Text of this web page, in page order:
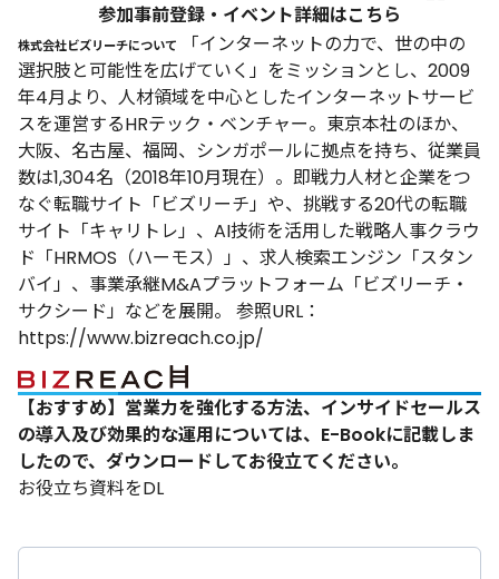
参加事前登録・イベント詳細はこちら
株式会社ビズリーチについて
「インターネットの力で、世の中の
選択肢と可能性を広げていく」をミッションとし、2009
年4月より、人材領域を中心としたインターネットサービ
スを運営するHRテック・ベンチャー。東京本社のほか、
大阪、名古屋、福岡、シンガポールに拠点を持ち、従業員
数は1,304名（2018年10月現在）。即戦力人材と企業をつ
なぐ転職サイト「ビズリーチ」や、挑戦する20代の転職
サイト「キャリトレ」、AI技術を活用した戦略人事クラウ
ド「HRMOS（ハーモス）」、求人検索エンジン「スタン
バイ」、事業承継M&Aプラットフォーム「ビズリーチ・
サクシード」などを展開。 参照URL：
https://www.bizreach.co.jp/
【おすすめ】営業力を強化する方法、インサイドセールス
の導入及び効果的な運用については、E-Bookに記載しま
したので、ダウンロードしてお役立てください。
お役立ち資料をDL